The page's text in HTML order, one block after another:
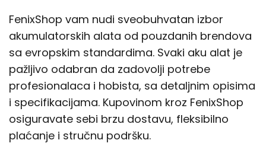
FenixShop vam nudi sveobuhvatan izbor
akumulatorskih alata od pouzdanih brendova
sa evropskim standardima. Svaki aku alat je
pažljivo odabran da zadovolji potrebe
profesionalaca i hobista, sa detaljnim opisima
i specifikacijama. Kupovinom kroz FenixShop
osiguravate sebi brzu dostavu, fleksibilno
plaćanje i stručnu podršku.